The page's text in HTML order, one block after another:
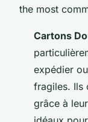
the most
Cartons
expédier
fragiles. Ils
grâce à